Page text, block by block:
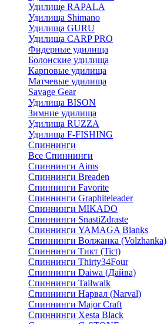
Удилище RAPALA
Удилища Shimano
Удилища GURU
Удилища CARP PRO
Фидерные удилища
Болонские удилища
Карповые удилища
Матчевые удилища
Savage Gear
Удилища BISON
Зимние удилища
Удилища RUZZA
Удилища F-FISHING
Спиннинги
Все Спиннинги
Спиннинги Aims
Спиннинги Breaden
Спиннинги Favorite
Спиннинги Graphiteleader
Спиннинги MIKADO
Спиннинги SnastiZdraste
Спиннинги YAMAGA Blanks
Спиннинги Волжанка (Volzhanka)
Спиннинги Тикт (Tict)
Спиннинги Thirty34Four
Спиннинги Daiwa (Дайва)
Спиннинги Tailwalk
Спиннинги Нарвал (Narval)
Спиннинги Major Craft
Спиннинги Xesta Black